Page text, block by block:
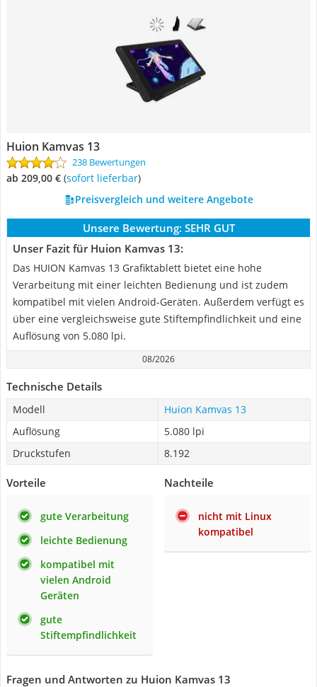
Huion Kamvas 13
238 Bewertungen
ab 209,00 € ( Sofort lieferbar)
Preisvergleich und weitere Angebote
Unsere Bewertung: SEHR GUT
Unser Fazit für Huion Kamvas 13:
Das HUION Kamvas 13 Grafiktablett bietet eine hohe
Verarbeitung mit einer leichten Bedienung und ist zudem
kompatibel mit vielen Android-Geräten. Außerdem verfügt es
über eine vergleichsweise gute Stiftempfindlichkeit und eine
Auflösung von 5.080 lpi.
08/2026
Technische Details
Modell
Huion Kamvas 13
Auflösung
5.080 lpi
Druckstufen
8.192
Vorteile
gute Verarbeitung
leichte Bedienung
kompatibel mit
vielen Android
Geräten
gute
Stiftempfindlichkeit
Nachteile
nicht mit Linux
kompatibel
Fragen und Antworten zu Huion Kamvas 13